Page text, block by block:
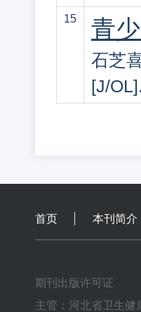
15 青
石芝
[J/
首页 本刊简介
期刊出版许可证
主管：河北省卫生健